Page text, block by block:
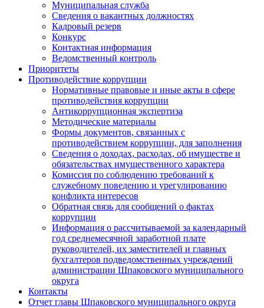
Муниципальная служба
Сведения о вакантных должностях
Кадровый резерв
Конкурс
Контактная информация
Ведомственный контроль
Приоритеты
Противодействие коррупции
Нормативные правовые и иные акты в сфере
противодействия коррупции
Антикоррупционная экспертиза
Методические материалы
Формы документов, связанных с
противодействием коррупции, для заполнения
Сведения о доходах, расходах, об имуществе и
обязательствах имущественного характера
Комиссия по соблюдению требований к
служебному поведению и урегулированию
конфликта интересов
Обратная связь для сообщений о фактах
коррупции
Информация о рассчитываемой за календарный
год среднемесячной заработной плате
руководителей, их заместителей и главных
бухгалтеров подведомственных учреждений
администрации Шпаковского муниципального
округа
Контакты
Отчет главы Шпаковского муниципального округа